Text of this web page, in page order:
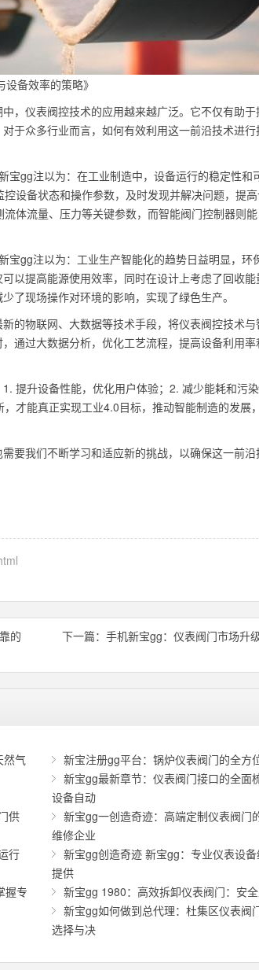
备效率的策略》
，仪表阀控技术的应用越来越广泛。它不仅有助
于众多行业而言，如何有效利用这一前沿技术进
宝gg注以为：在工业制造中，设备运行的稳定性和
设备状态和操作参数，及时发现并解决问题，提
体流量、压力等关键参数，而智能阀门控制器则
宝gg注以为：工业生产智能化的趋势日益明显，环
以提高能源使用效率，同时在设计上考虑了回收
了现场操作对环境的影响，实现了绿色生产。
的物联网、大数据等技术手段，将仪表阀控技术
通过大数据分析，优化工艺流程，提高设备利用率
提升设备性能，优化用户体验；2. 减少能耗和污
才能真正实现工业4.0目标，推动智能制造的发展
要我们不断学习和适应新的挑战，以确保这一前
的
下一篇： 手机新宝gg：仪表阀门市场升
然气
新宝注册gg平台：锅炉仪表阀门的全方
新宝gg最新章节：仪表阀门接口的全面
设备自动
供
新宝gg一创造奇迹：高端定制仪表阀门
维修企业
行
新宝gg创造奇迹 新宝gg：专业仪表设
提供
握专
新宝gg 1980：高效拆卸仪表阀门：安
新宝gg如何做到总代理：杜集区仪表阀
选择与决